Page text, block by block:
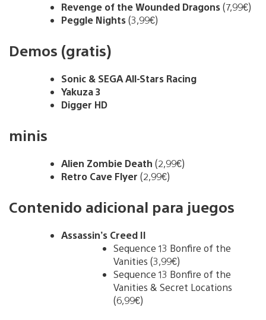
Revenge of the Wounded Dragons(7,99€)
Peggle Nights(3,99€)
Demos (gratis)
Sonic & SEGA All-Stars Racing
Yakuza 3
Digger HD
minis
Alien Zombie Death (2,99€)
Retro Cave Flyer (2,99€)
Contenido adicional para juegos
Assassin’s Creed II
Sequence 13 Bonfire of the
Vanities (3,99€)
Sequence 13 Bonfire of the
Vanities & Secret Locations
(6,99€)